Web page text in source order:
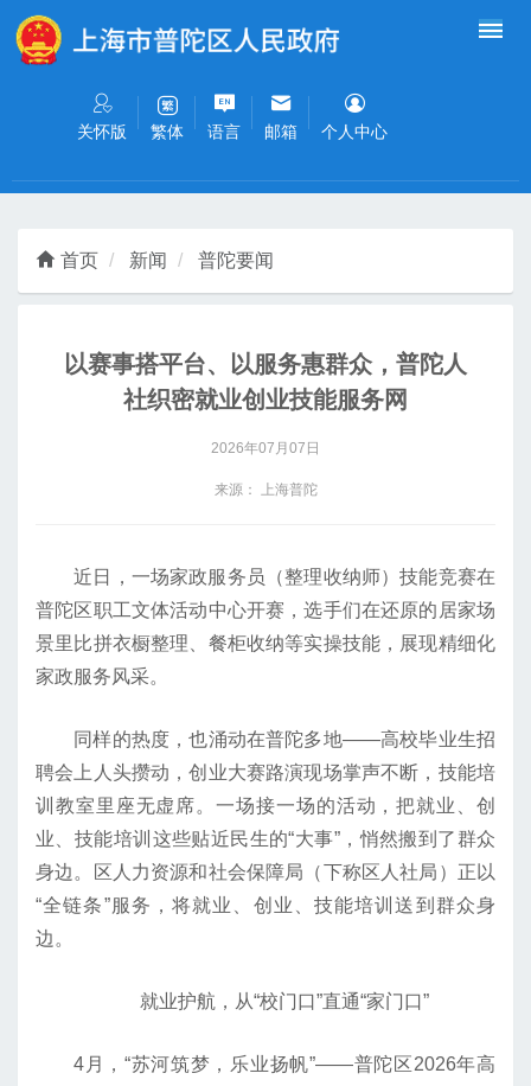
无障碍操作说明
关怀版 繁体 语言 邮箱 个人中心
首页 新闻 普陀要闻
以赛事搭平台、以服务惠群众，普陀人
社织密就业创业技能服务网
2026年07月07日
来源： 上海普陀
近日，一场家政服务员（整理收纳师）技能竞赛在
普陀区职工文体活动中心开赛，选手们在还原的居家场
景里比拼衣橱整理、餐柜收纳等实操技能，展现精细化
家政服务风采。
同样的热度，也涌动在普陀多地——高校毕业生招
聘会上人头攒动，创业大赛路演现场掌声不断，技能培
训教室里座无虚席。一场接一场的活动，把就业、创
业、技能培训这些贴近民生的“大事”，悄然搬到了群众
身边。区人力资源和社会保障局（下称区人社局）正以
“全链条”服务，将就业、创业、技能培训送到群众身
边。
就业护航，从“校门口”直通“家门口”
4月，“苏河筑梦，乐业扬帆”——普陀区2026年高